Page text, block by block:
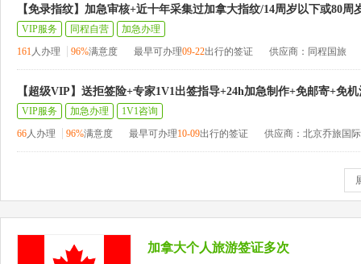
【免录指纹】加急审核+近十年采集过加拿大指纹/14周岁以下或80周
VIP服务 同程自营
加急办理
161人办理 96%满意度 最早可办理09-22出行的签证 供应商：同程国旅
【超级VIP】送拒签险+专家1V1出签指导+24h加急制作+免邮寄+免
VIP服务 加急办理
1V1咨询
66人办理 96%满意度 最早可办理10-09出行的签证 供应商：北京乔旅国
加拿大个人旅游签证多次